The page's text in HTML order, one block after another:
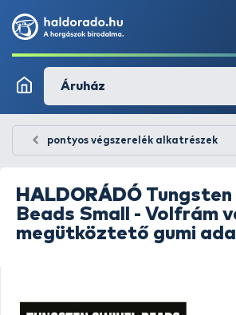
Áruház
pontyos végszerelék alkatrészek
HALDORÁDÓ Tungsten
Beads Small - Volfrám
megütköztető gumi